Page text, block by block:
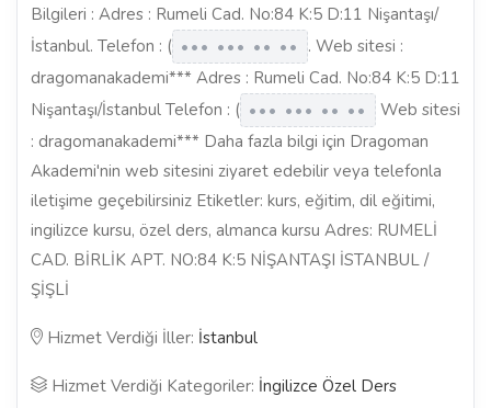
Bilgileri : Adres : Rumeli Cad. No:84 K:5 D:11 Nişantaşı/
İstanbul. Telefon : ( ••• ••• •• ••
. Web sitesi :
dragomanakademi*** Adres : Rumeli Cad. No:84 K:5 D:11
Nişantaşı/İstanbul Telefon : ( ••• ••• •• ••
Web sitesi
: dragomanakademi*** Daha fazla bilgi için Dragoman
Akademi'nin web sitesini ziyaret edebilir veya telefonla
iletişime geçebilirsiniz Etiketler: kurs, eğitim, dil eğitimi,
ingilizce kursu, özel ders, almanca kursu Adres: RUMELİ
CAD. BİRLİK APT. NO:84 K:5 NİŞANTAŞI İSTANBUL /
ŞİŞLİ
Hizmet Verdiği İller: İstanbul
Hizmet Verdiği Kategoriler: İngilizce Özel Ders